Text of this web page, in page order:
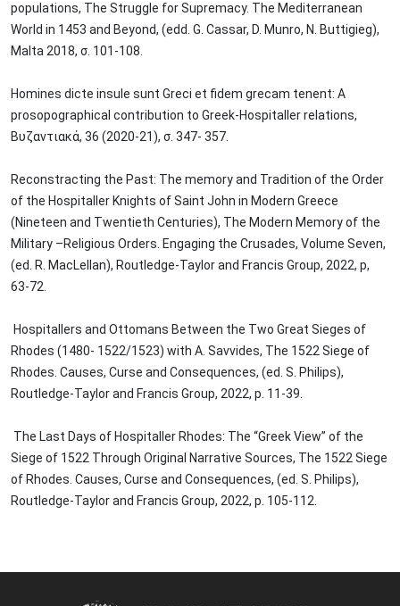
populations, The Struggle for Supremacy. The Mediterranean
World in 1453 and Beyond, (edd. G. Cassar, D. Munro, N. Buttigieg),
Malta 2018, σ. 101-108.
Homines dicte insule sunt Greci et fidem grecam tenent: A
prosopographical contribution to Greek-Hospitaller relations,
Βυζαντιακά, 36 (2020-21), σ. 347- 357.
Reconstracting the Past: The memory and Tradition of the Order
of the Hospitaller Knights of Saint John in Modern Greece
(Nineteen and Twentieth Centuries), The Modern Memory of the
Military –Religious Orders. Engaging the Crusades, Volume Seven,
(ed. R. MacLellan), Routledge-Taylor and Francis Group, 2022, p,
63-72.
Hospitallers and Ottomans Between the Two Great Sieges of
Rhodes (1480- 1522/1523) with A. Savvides, The 1522 Siege of
Rhodes. Causes, Curse and Consequences, (ed. S. Philips),
Routledge-Taylor and Francis Group, 2022, p. 11-39.
The Last Days of Hospitaller Rhodes: The “Greek View” of the
Siege of 1522 Through Original Narrative Sources, The 1522 Siege
of Rhodes. Causes, Curse and Consequences, (ed. S. Philips),
Routledge-Taylor and Francis Group, 2022, p. 105-112.